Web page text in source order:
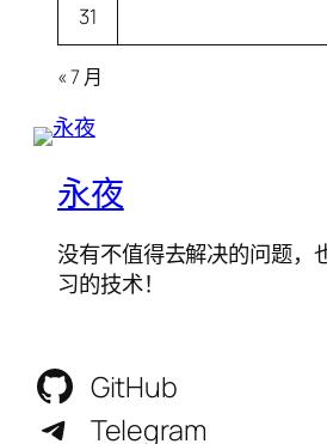
31
« 7 月
永夜
没有不值得去解决的问题，
习的技术！
GitHub
Telegram